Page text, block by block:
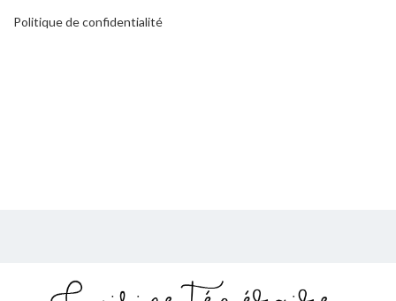
Politique de confidentialité